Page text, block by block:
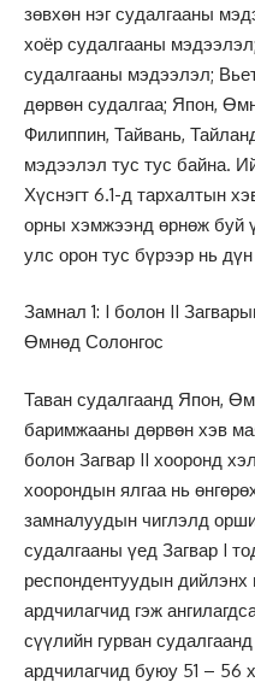
зөвхөн нэг судалгааны
хоёр судалгааны
судалгааны мэдээлэл;
дөрвөн судалгаа; Япон,
Филиппин, Тайвань,
мэдээлэл тус тус байна.
Хүснэгт 6.1-д тархалтын
орны хэмжээнд өрнөж буй
улс орон тус бүрээр нь
Замнал 1: I болон II
Өмнөд Солонгос
Таван судалгаанд Япон,
баримжааны дөрвөн хэв
болон Загвар II хооронд
хоорондын ялгаа нь
замналуудын чиглэлд
судалгааны үед Загвар I
респондентуудын
ардчилагчид гэж
сүүлийн гурван
ардчилагчид буюу 51 – 56